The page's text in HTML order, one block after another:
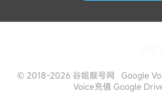
© 2018-2026 谷姐靓号网 Google
Voice充值 Google